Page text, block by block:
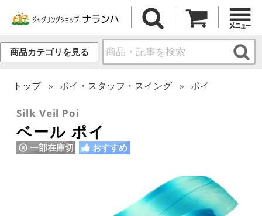
商品カテゴリを見る
トップ ポイ・スタッフ・スイング ポイ
Silk Veil Poi
ベール ポイ
一部在庫切 おすすめ